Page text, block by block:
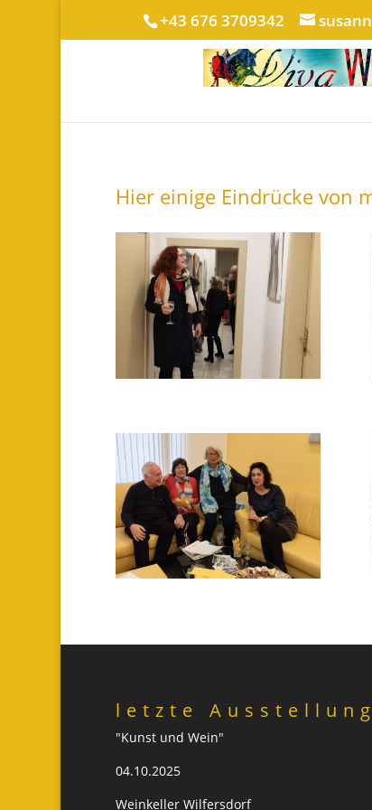
+43 676 3709342
Hier einige Eindrücke von
letzte
"Kunst und Wein"
04.10.2025
Weinkeller Wilfersdorf